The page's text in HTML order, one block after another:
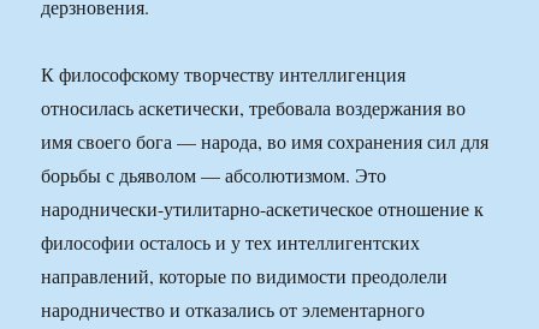
дерзновения.
К философскому творчеству интеллигенция
относилась аскетически, требовала воздержания во
имя своего бога — народа, во имя сохранения сил для
борьбы с дьяволом — абсолютизмом. Это
народнически-утилитарно-аскетическое отношение к
философии осталось и у тех интеллигентских
направлений, которые по видимости преодолели
народничество и отказались от элементарного